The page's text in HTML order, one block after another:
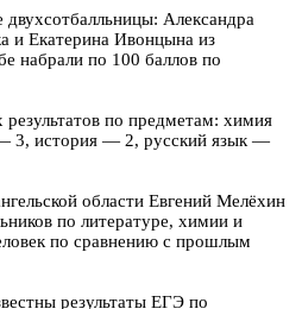
Александра
и Екатерина Ивонцына из
набрали по 100 баллов по
результатов по предметам: химия
3, история — 2, русский язык —
области Евгений Мелёхин
по литературе, химии и
по сравнению с прошлым
результаты ЕГЭ по